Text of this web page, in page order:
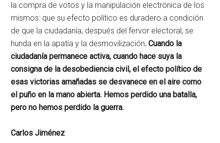
la compra de votos y la manipulación electrónica de los
mismos: que su efecto político es duradero a condición
de que la ciudadanía, después del fervor electoral, se
hunda en la apatía y la desmovilización. Cuando la
ciudadanía permanece activa, cuando hace suya la
consigna de la desobediencia civil, el efecto político de
esas victorias amañadas se desvanece en el aire como
el puño en la mano abierta. Hemos perdido una batalla,
pero no hemos perdido la guerra.
Carlos Jiménez